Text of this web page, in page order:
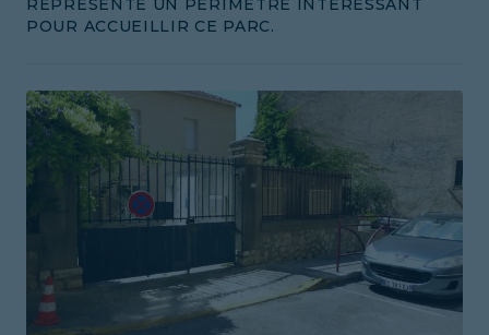
REPRÉSENTE UN PÉRIMÈTRE INTÉRESSANT
POUR ACCUEILLIR CE PARC.